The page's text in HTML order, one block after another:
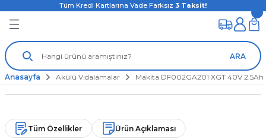
Tüm Kredi Kartlarına Vade Farksız 3 Taksit!
ARA
Anasayfa Akülü Vidalamalar Makita DF002GA201 XGT 40V
Tüm Özellikler Ürün Açıklaması